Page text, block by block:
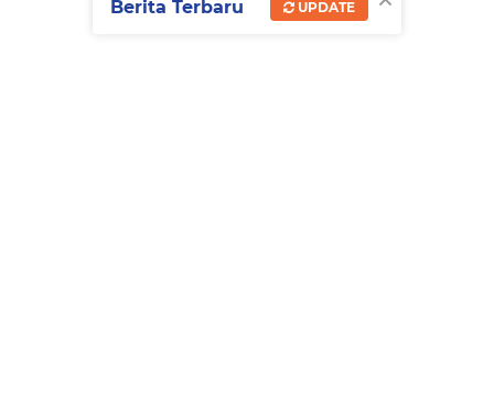
Berita Terbaru UPDATE